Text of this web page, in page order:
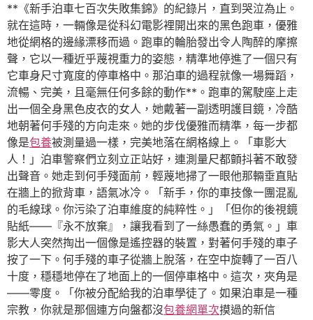
**《新手泊車七百次失敗集錦》的紀錄片，直到哭泣為止。
就在這時，一輛像是從科幻電影裡開出來的黑色跑車，優雅
地從網格的邊緣漂移而過。跑車的輪胎發出令人陶醉的摩擦
聲，它以一種近乎蔑視重力的姿態，精準地停進了一個只有
它車身尺寸寬度的停車格中。那泊車的過程就像一場舞蹈，
流暢、完美，且毫無任何多餘的動作**。跑車的駕駛座上走
出一個全身黑色皮衣的女人，她戴著一副透明護目鏡，冷酷
地朝著何手殘的方向走來。她的步伐優雅而精準，每一步都
像是包養被測量過一樣，完美地落在網格線上。「車影大
人！」泊車警察們立刻立正站好，連測量尺都顫抖著不敢發
出聲音。她走到何手殘面前，輕蔑地掃了一眼他那輛垂直貼
在牆上的掀背車，語氣冰冷。「新手，你的車技像一團混亂
的毛線球。你污染了泊車維度的純粹性。」「但你的後視鏡
貼紙——『永不放棄』，讓我看到了一絲愚蠢的勇氣。」車
影大人突然掏出一個像是遙控器的裝置，對著何手殘的車子
按了一下。何手殘的車子從牆上脫落，在空中旋轉了一百八
十度，穩穩地停在了地面上的一個停車格中。這次，夾角是
——零度。「你被分配給我的泊車學徒了。如果泊車是一種
宗教，你就是那個連方向盤都沒包養網單次摸過的新信